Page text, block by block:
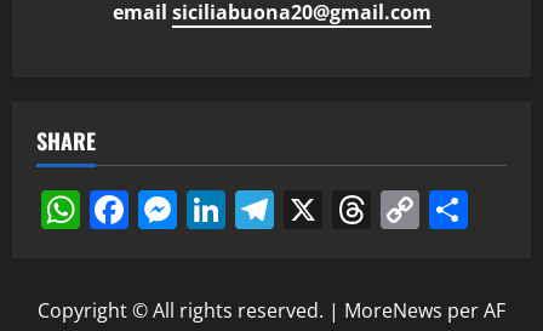
email siciliabuona20@gmail.com
SHARE
WhatsApp
Facebook
Messenger
LinkedIn
Telegram
X Threads
Copy
Copyright © All rights reserved. | MoreNews per AF